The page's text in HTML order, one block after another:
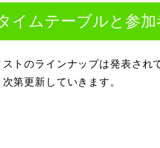
イムテーブルと参加
トのラインナップは発表され
第更新していきます。